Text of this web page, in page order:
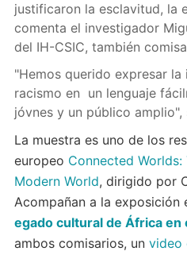
justificaron la esclavitud, la
comenta el investigador
del IH-CSIC, también
"Hemos querido expresar
racismo en un lenguaje
jóvnes y un público amplio",
La muestra es uno de los
europeo Connected
Modern World, dirigido por
Acompañan a la exposición
egado cultural de África en
ambos comisarios, un video